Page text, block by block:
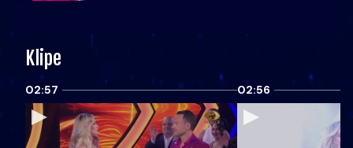
Klipe
02:57 02:56